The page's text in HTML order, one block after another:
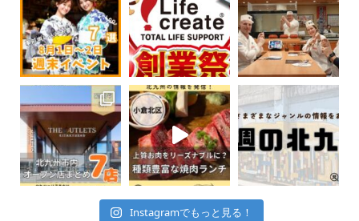
Instagramでもっと見る！